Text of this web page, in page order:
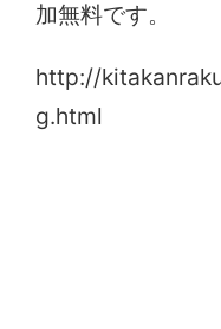
加無料です。
http://
g.html